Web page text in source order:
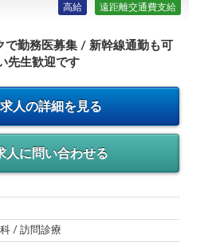
高給 遠距離交通費支給
で勤務医募集 / 新幹線通勤も可
先生歓迎です
人の詳細を見る
人に問い合わせる
/ 訪問診療